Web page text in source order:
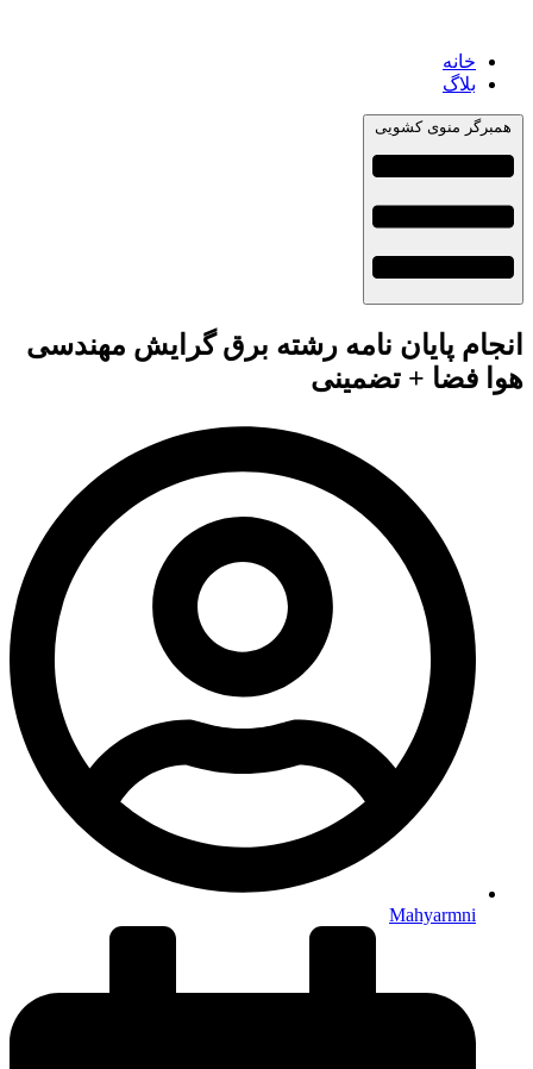
خانه
بلاگ
همبرگر منوی کشویی
انجام پایان نامه رشته برق گرایش مهندسی
هوا فضا + تضمینی
Mahyarmni